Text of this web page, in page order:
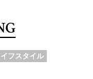
フスタイル